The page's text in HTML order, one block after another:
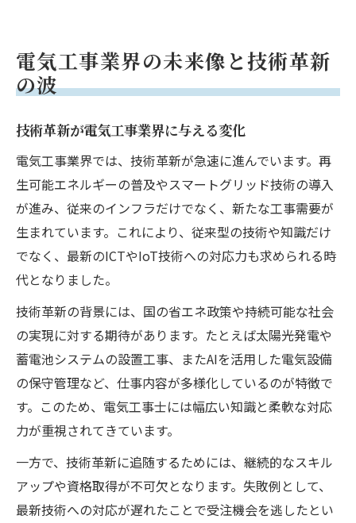
電気工事業界の未来像と技術革新
の波
技術革新が電気工事業界に与える変化
電気工事業界では、技術革新が急速に進んでいます。再
生可能エネルギーの普及やスマートグリッド技術の導入
が進み、従来のインフラだけでなく、新たな工事需要が
生まれています。これにより、従来型の技術や知識だけ
でなく、最新のICTやIoT技術への対応力も求められる時
代となりました。
技術革新の背景には、国の省エネ政策や持続可能な社会
の実現に対する期待があります。たとえば太陽光発電や
蓄電池システムの設置工事、またAIを活用した電気設備
の保守管理など、仕事内容が多様化しているのが特徴で
す。このため、電気工事士には幅広い知識と柔軟な対応
力が重視されてきています。
一方で、技術革新に追随するためには、継続的なスキル
アップや資格取得が不可欠となります。失敗例として、
最新技術への対応が遅れたことで受注機会を逃したとい